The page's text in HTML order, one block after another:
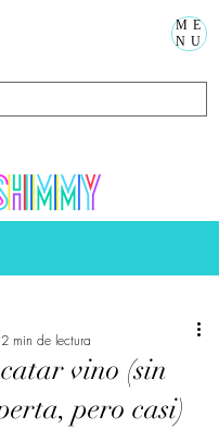
ME
NU
vino (sin
pero casi)
2 min de lectura